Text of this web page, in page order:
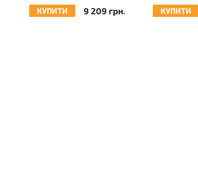
КУПИТИ 9 209 грн. КУПИТИ